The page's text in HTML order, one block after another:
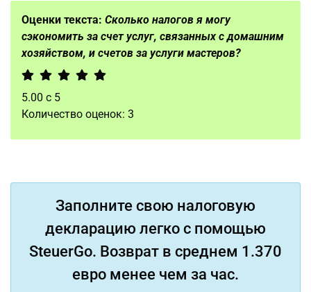
Оценки текста: Сколько налогов я могу
сэкономить за счет услуг, связанных с домашним
хозяйством, и счетов за услуги мастеров?
5.00 с 5
Количество оценок: 3
Заполните свою налоговую
декларацию легко с помощью
SteuerGo. Возврат в среднем 1.370
евро менее чем за час.